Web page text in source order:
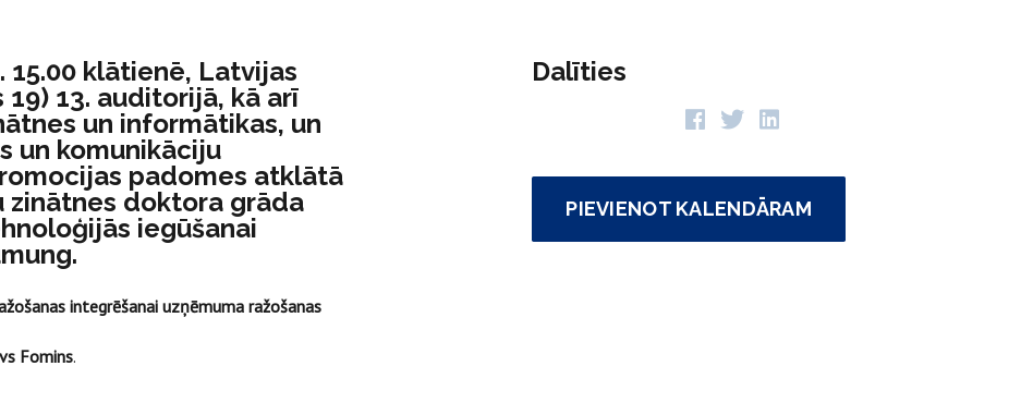
15.00 klātienē, Latvijas
13. auditorijā, kā arī
un informātikas, un
un komunikāciju
padomes atklātā
zinātnes doktora grāda
iegūšanai
integrēšanai uzņēmuma ražošanas
Fomins.
Dalīties
PIEVIENOT KALENDĀRAM